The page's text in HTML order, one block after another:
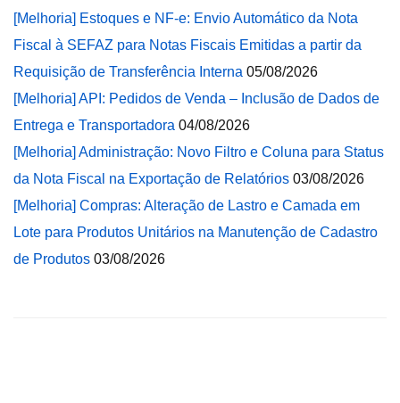
[Melhoria] Estoques e NF-e: Envio Automático da Nota
Fiscal à SEFAZ para Notas Fiscais Emitidas a partir da
Requisição de Transferência Interna 05/08/2026
[Melhoria] API: Pedidos de Venda – Inclusão de Dados de
Entrega e Transportadora 04/08/2026
[Melhoria] Administração: Novo Filtro e Coluna para Status
da Nota Fiscal na Exportação de Relatórios 03/08/2026
[Melhoria] Compras: Alteração de Lastro e Camada em
Lote para Produtos Unitários na Manutenção de Cadastro
de Produtos 03/08/2026